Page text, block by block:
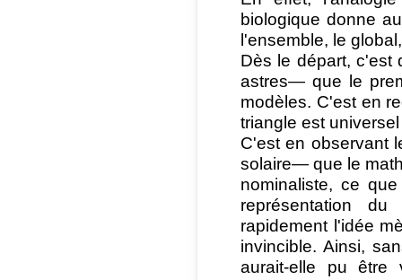
biologique donne
l'ensemble, le
Dès le départ, c'est
astres— que le
modèles. C'est en
triangle est
C'est en observant
solaire— que le
nominaliste, ce
représentation
rapidement l'idée
invincible. Ainsi,
aurait-elle pu être